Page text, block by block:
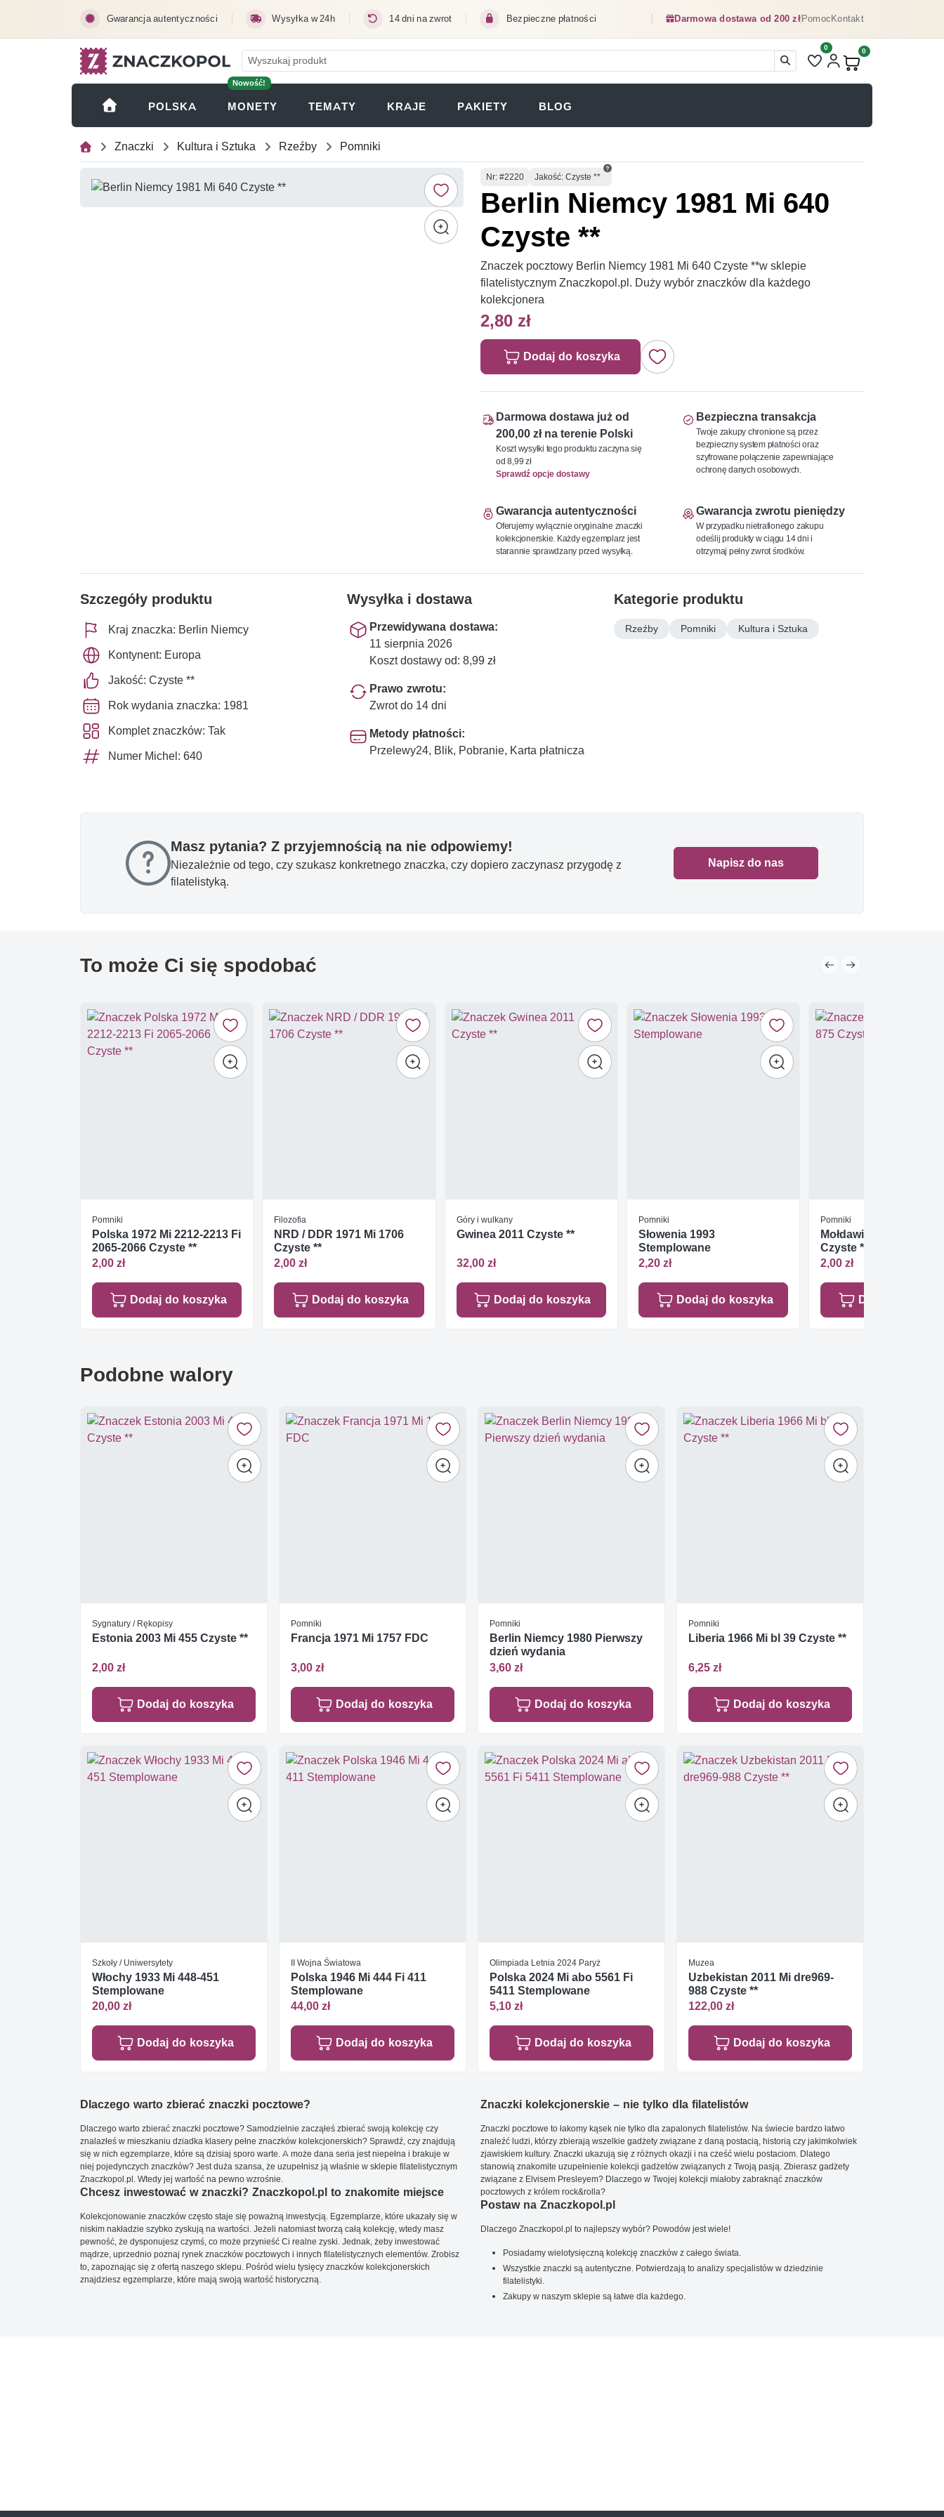
Gwarancja autentyczności Wysyłka w 24h 14 dni na zwrot Bezpieczne płatności Darmowa dostawa od 200 złPomocKontakt
Liczba pozycji na liście
0
Produkty w koszyku:
0
POLSKA
Nowość!
MONETY (OTWIERA SIĘ W NOWEJ KARCIE)
TEMATY KRAJE PAKIETY BLOG
Znaczki Kultura i Sztuka Rzeźby Pomniki
Numer
Nr: #2220 Jakość: Czyste **
Berlin Niemcy 1981 Mi 640
Czyste **
Znaczek pocztowy Berlin Niemcy 1981 Mi 640 Czyste **w sklepie
filatelistycznym Znaczkopol.pl. Duży wybór znaczków dla każdego
kolekcjonera
2,80 zł
Dodaj do koszyka
Darmowa dostawa już od
200,00 zł na terenie Polski
Koszt wysyłki tego produktu zaczyna się
od 8,99 zł
Sprawdź opcje dostawy
Bezpieczna transakcja
Twoje zakupy chronione są przez
bezpieczny system płatności oraz
szyfrowane połączenie zapewniające
ochronę danych osobowych.
Gwarancja autentyczności
Oferujemy wyłącznie oryginalne znaczki
kolekcjonerskie. Każdy egzemplarz jest
starannie sprawdzany przed wysyłką.
Gwarancja zwrotu pieniędzy
W przypadku nietrafionego zakupu
odeślij produkty w ciągu 14 dni i
otrzymaj pełny zwrot środków.
Szczegóły produktu
Kraj znaczka: Berlin Niemcy
Kontynent: Europa
Jakość: Czyste **
Rok wydania znaczka: 1981
Komplet znaczków: Tak
Numer Michel: 640
Wysyłka i dostawa
Przewidywana dostawa:
11 sierpnia 2026
Koszt dostawy od: 8,99 zł
Prawo zwrotu:
Zwrot do 14 dni
Metody płatności:
Przelewy24, Blik, Pobranie, Karta płatnicza
Kategorie produktu
Rzeźby Pomniki Kultura i Sztuka
Masz pytania? Z przyjemnością na nie odpowiemy!
Niezależnie od tego, czy szukasz konkretnego znaczka, czy dopiero zaczynasz przygodę z
filatelistyką.
Napisz do nas
To może Ci się spodobać
Pomniki
Polska 1972 Mi 2212-2213 Fi
2065-2066 Czyste **
2,00 zł
Dodaj do koszyka
Filozofia
NRD / DDR 1971 Mi 1706
Czyste **
2,00 zł
Dodaj do koszyka
Góry i wulkany
Gwinea 2011 Czyste **
32,00 zł
Dodaj do koszyka
Pomniki
Słowenia 1993
Stemplowane
2,20 zł
Dodaj do koszyka
Pomniki
Mołdawia 2014 Mi 875
Czyste **
2,00 zł
Dodaj do
Podobne walory
Sygnatury / Rękopisy
Estonia 2003 Mi 455 Czyste **
2,00 zł
Dodaj do koszyka
Pomniki
Francja 1971 Mi 1757 FDC
3,00 zł
Dodaj do koszyka
Pomniki
Berlin Niemcy 1980 Pierwszy
dzień wydania
3,60 zł
Dodaj do koszyka
Pomniki
Liberia 1966 Mi bl 39 Czyste **
6,25 zł
Dodaj do koszyka
Szkoły / Uniwersytety
Włochy 1933 Mi 448-451
Stemplowane
20,00 zł
Dodaj do koszyka
II Wojna Światowa
Polska 1946 Mi 444 Fi 411
Stemplowane
44,00 zł
Dodaj do koszyka
Olimpiada Letnia 2024 Paryż
Polska 2024 Mi abo 5561 Fi
5411 Stemplowane
5,10 zł
Dodaj do koszyka
Muzea
Uzbekistan 2011 Mi dre969-
988 Czyste **
122,00 zł
Dodaj do koszyka
Dlaczego warto zbierać znaczki pocztowe?
Dlaczego warto zbierać znaczki pocztowe? Samodzielnie zacząłeś zbierać swoją kolekcję czy
znalazłeś w mieszkaniu dziadka klasery pełne znaczków kolekcjonerskich? Sprawdź, czy znajdują
się w nich egzemplarze, które są dzisiaj sporo warte. A może dana seria jest niepełna i brakuje w
niej pojedynczych znaczków? Jest duża szansa, że uzupełnisz ją właśnie w sklepie filatelistycznym
Znaczkopol.pl. Wtedy jej wartość na pewno wzrośnie.
Chcesz inwestować w znaczki? Znaczkopol.pl to znakomite miejsce
Kolekcjonowanie znaczków często staje się poważną inwestycją. Egzemplarze, które ukazały się w
niskim nakładzie szybko zyskują na wartości. Jeżeli natomiast tworzą całą kolekcję, wtedy masz
pewność, że dysponujesz czymś, co może przynieść Ci realne zyski. Jednak, żeby inwestować
mądrze, uprzednio poznaj rynek znaczków pocztowych i innych filatelistycznych elementów. Zrobisz
to, zapoznając się z ofertą naszego sklepu. Pośród wielu tysięcy znaczków kolekcjonerskich
znajdziesz egzemplarze, które mają swoją wartość historyczną.
Znaczki kolekcjonerskie – nie tylko dla filatelistów
Znaczki pocztowe to łakomy kąsek nie tylko dla zapalonych filatelistów. Na świecie bardzo łatwo
znaleźć ludzi, którzy zbierają wszelkie gadżety związane z daną postacią, historią czy jakimkolwiek
zjawiskiem kultury. Znaczki ukazują się z różnych okazji i na cześć wielu postaciom. Dlatego
stanowią znakomite uzupełnienie kolekcji gadżetów związanych z Twoją pasją. Zbierasz gadżety
związane z Elvisem Presleyem? Dlaczego w Twojej kolekcji miałoby zabraknąć znaczków
pocztowych z królem rock&rolla?
Postaw na Znaczkopol.pl
Dlaczego Znaczkopol.pl to najlepszy wybór? Powodów jest wiele!
Posiadamy wielotysięczną kolekcję znaczków z całego świata.
Wszystkie znaczki są autentyczne. Potwierdzają to analizy specjalistów w dziedzinie
filatelistyki.
Zakupy w naszym sklepie są łatwe dla każdego.